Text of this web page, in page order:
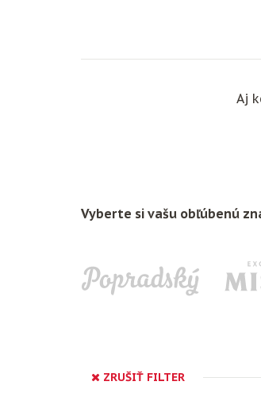
Aj
Vyberte si vašu obľúbenú
ZRUŠIŤ FILTER